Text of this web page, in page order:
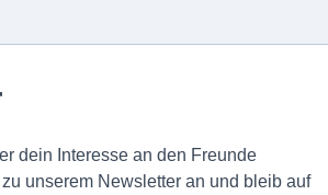
dein Interesse an den Freunde
unserem Newsletter an und bleib auf